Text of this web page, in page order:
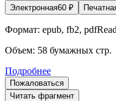
Электронная60 ₽
Формат: epub, fb2,
Объем: 58 бумажных стр.
Подробнее
Пожаловаться
Читать фрагмент